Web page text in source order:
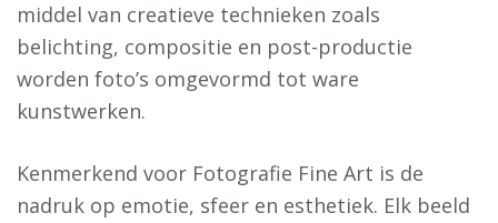
middel van creatieve technieken zoals
belichting, compositie en post-productie
worden foto’s omgevormd tot ware
kunstwerken.
Kenmerkend voor Fotografie Fine Art is de
nadruk op emotie, sfeer en esthetiek. Elk beeld